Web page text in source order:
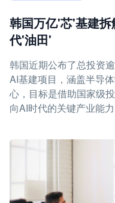
韩国万亿'芯'基建
代'油田'
韩国近期公布了总投资
AI基建项目，涵盖半导
心，目标是借助国家级
向AI时代的关键产业能力